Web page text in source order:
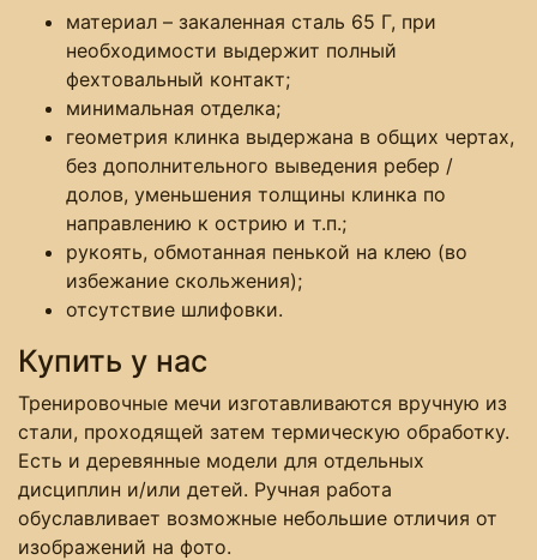
материал – закаленная сталь 65 Г, при
необходимости выдержит полный
фехтовальный контакт;
минимальная отделка;
геометрия клинка выдержана в общих чертах,
без дополнительного выведения ребер /
долов, уменьшения толщины клинка по
направлению к острию и т.п.;
рукоять, обмотанная пенькой на клею (во
избежание скольжения);
отсутствие шлифовки.
Купить у нас
Тренировочные мечи изготавливаются вручную из
стали, проходящей затем термическую обработку.
Есть и деревянные модели для отдельных
дисциплин и/или детей. Ручная работа
обуславливает возможные небольшие отличия от
изображений на фото.